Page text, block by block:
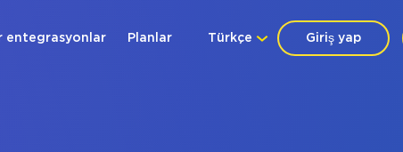
Giriş yap
Türkçe
entegrasyonlar Planlar